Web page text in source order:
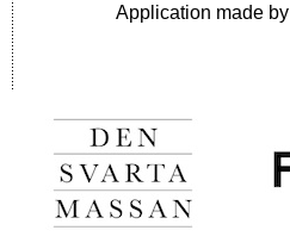
Application made by